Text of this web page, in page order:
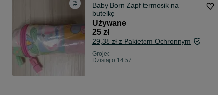
Baby Born Zapf termosik na
butelkę
Używane
25 zł
29,38 zł z Pakietem Ochronnym
Grojec
Dzisiaj o 14:57